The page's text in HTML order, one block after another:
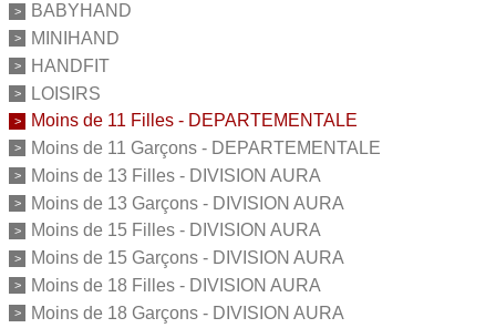
BABYHAND
MINIHAND
HANDFIT
LOISIRS
Moins de 11 Filles - DEPARTEMENTALE
Moins de 11 Garçons - DEPARTEMENTALE
Moins de 13 Filles - DIVISION AURA
Moins de 13 Garçons - DIVISION AURA
Moins de 15 Filles - DIVISION AURA
Moins de 15 Garçons - DIVISION AURA
Moins de 18 Filles - DIVISION AURA
Moins de 18 Garçons - DIVISION AURA